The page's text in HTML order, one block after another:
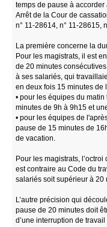
temps de pause à accorder
Arrêt de la Cour de
n° 11-28614, n° 11-28615,
La première concerne la
Pour les magistrats, il est
de 20 minutes
à ses salariés, qui
en deux fois 15 minutes de
• pour les équipes du
minutes de 9h à 9h15 et
• pour les équipes de
pause de 15 minutes de
de vacation.
Pour les magistrats,
est contraire au Code du
salariés soit supérieur à 20
L’autre précision qui
pause de 20 minutes doit
d’une interruption de